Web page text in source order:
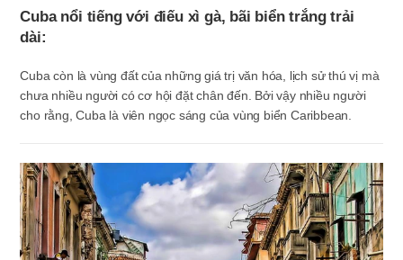
Cuba nổi tiếng với điếu xì gà, bãi biển trắng trải
dài:
Cuba còn là vùng đất của những giá trị văn hóa, lịch sử thú vị mà
chưa nhiều người có cơ hội đặt chân đến. Bởi vậy nhiều người
cho rằng, Cuba là viên ngọc sáng của vùng biển Caribbean.